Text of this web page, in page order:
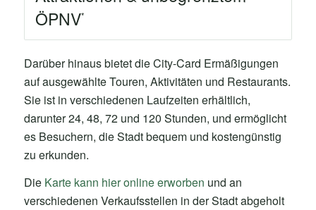
ÖPNV
Darüber hinaus bietet die City-Card Ermäßigungen
auf ausgewählte Touren, Aktivitäten und Restaurants.
Sie ist in verschiedenen Laufzeiten erhältlich,
darunter 24, 48, 72 und 120 Stunden, und ermöglicht
es Besuchern, die Stadt bequem und kostengünstig
zu erkunden.
Die Karte kann hier online erworben und an
verschiedenen Verkaufsstellen in der Stadt abgeholt